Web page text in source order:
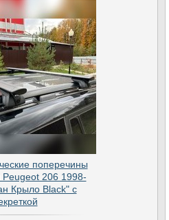
поперечины
Peugeot 206 1998-
Крыло Black" с